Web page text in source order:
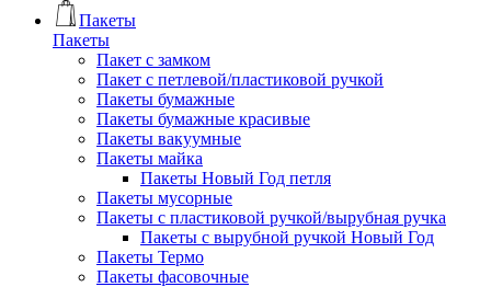
Пакеты
Пакеты
Пакет с замком
Пакет с петлевой/пластиковой ручкой
Пакеты бумажные
Пакеты бумажные красивые
Пакеты вакуумные
Пакеты майка
Пакеты Новый Год петля
Пакеты мусорные
Пакеты с пластиковой ручкой/вырубная ручка
Пакеты с вырубной ручкой Новый Год
Пакеты Термо
Пакеты фасовочные